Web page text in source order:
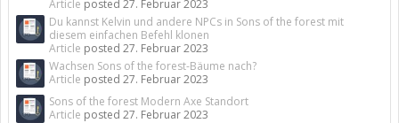
Article posted 27. Februar 2023
Du kannst Kelvin und andere NPCs in Sons of the forest mit
diesem einfachen Befehl klonen
Article posted 27. Februar 2023
Wachsen Sons of the forest-Bäume nach?
Article posted 27. Februar 2023
Sons of the forest Modern Axe Standort
Article posted 27. Februar 2023